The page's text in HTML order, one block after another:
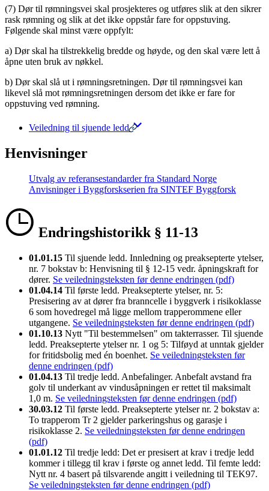
(7) Dør til rømningsvei skal prosjekteres og utføres slik at den sikrer
rask rømning og slik at det ikke oppstår fare for oppstuving.
Følgende skal minst være oppfylt:
a) Dør skal ha tilstrekkelig bredde og høyde, og den skal være lett å
åpne uten bruk av nøkkel.
b) Dør skal slå ut i rømningsretningen. Dør til rømningsvei kan
likevel slå mot rømningsretningen dersom det ikke er fare for
oppstuving ved rømning.
Veiledning til sjuende ledd
Henvisninger
Utvalg av referansestandarder fra Standard Norge
Anvisninger i Byggforskserien fra SINTEF Byggforsk
Endringshistorikk § 11-13
01.01.15 Til sjuende ledd. Innledning og preaksepterte ytelser,
nr. 7 bokstav b: Henvisning til § 12-15 vedr. åpningskraft for
dører. Se veiledningsteksten før denne endringen (pdf)
01.04.14 Til første ledd. Preaksepterte ytelser, nr. 5:
Presisering av at dører fra branncelle i byggverk i risikoklasse
6 som hovedregel må ligge mellom trapperommene eller
utgangene. Se veiledningsteksten før denne endringen (pdf)
01.10.13 Nytt "Til bestemmelsen" om takterrasser. Til sjuende
ledd. Preaksepterte ytelser nr. 1 og 5: Tilføyd at unntak gjelder
for fritidsbolig med én boenhet. Se veiledningsteksten før
denne endringen (pdf)
01.04.13 Til tredje ledd. Anbefalinger. Anbefalt avstand fra
golv til underkant av vindusåpningen er rettet til maksimalt
1,0 m. Se veiledningsteksten før denne endringen (pdf)
30.03.12 Til første ledd. Preaksepterte ytelser nr. 2 bokstav a:
To trapperom Tr 2 gjelder parkeringshus og garasje i
risikoklasse 2. Se veiledningsteksten før denne endringen
(pdf)
01.01.12 Til tredje ledd: Det er presisert at krav i tredje ledd
kommer i tillegg til krav i første og annet ledd. Til femte ledd:
Nytt nr. 4 basert på tilsvarende angitt i veiledning til TEK97.
Se veiledningsteksten før denne endringen (pdf)